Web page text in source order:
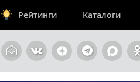
Рейтинги Каталоги